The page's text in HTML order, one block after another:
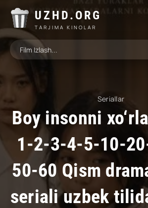
UZHD.ORG
TARJIMA KINOLAR
Seriallar
Boy insonni
1-2-3-4-5-10-
50-60 Qism
seriali uzbek